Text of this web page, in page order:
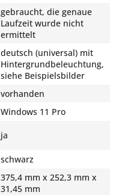
gebraucht, die genaue
Laufzeit wurde nicht
ermittelt
deutsch (universal) mit
Hintergrundbeleuchtung,
siehe Beispielsbilder
vorhanden
Windows 11 Pro
ja
schwarz
375,4 mm x 252,3 mm x
31,45 mm